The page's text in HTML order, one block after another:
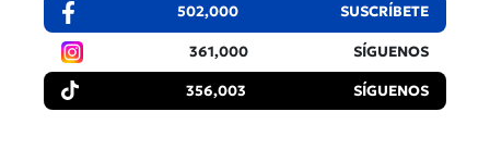
502,000 SUSCRÍBETE
361,000 SÍGUENOS
356,003 SÍGUENOS